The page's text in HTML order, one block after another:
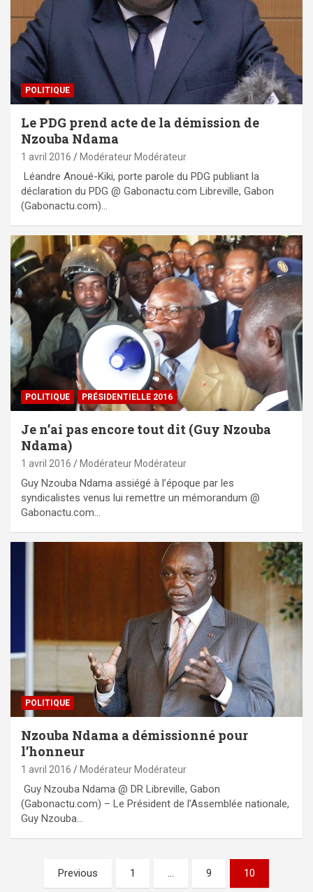
POLITIQUE
Le PDG prend acte de la démission de
Nzouba Ndama
1 avril 2016 Modérateur Modérateur
Léandre Anoué-Kiki, porte parole du PDG publiant la
déclaration du PDG @ Gabonactu.com Libreville, Gabon
(Gabonactu.com)…
POLITIQUE PRÉSIDENTIELLE 2016
Je n’ai pas encore tout dit (Guy Nzouba
Ndama)
1 avril 2016 Modérateur Modérateur
Guy Nzouba Ndama assiégé à l’époque par les
syndicalistes venus lui remettre un mémorandum @
Gabonactu.com…
POLITIQUE
Nzouba Ndama a démissionné pour
l’honneur
1 avril 2016 Modérateur Modérateur
Guy Nzouba Ndama @ DR Libreville, Gabon
(Gabonactu.com) – Le Président de l’Assemblée nationale,
Guy Nzouba…
Pagination
Previous 1 … 9 10